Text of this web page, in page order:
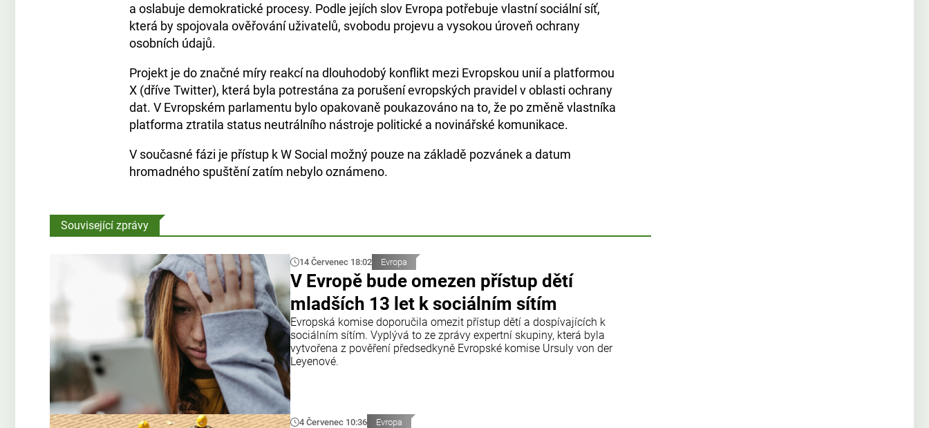
a oslabuje demokratické procesy. Podle jejích slov Evropa potřebuje vlastní sociální síť,
která by spojovala ověřování uživatelů, svobodu projevu a vysokou úroveň ochrany
osobních údajů.
Projekt je do značné míry reakcí na dlouhodobý konflikt mezi Evropskou unií a platformou
X (dříve Twitter), která byla potrestána za porušení evropských pravidel v oblasti ochrany
dat. V Evropském parlamentu bylo opakovaně poukazováno na to, že po změně vlastníka
platforma ztratila status neutrálního nástroje politické a novinářské komunikace.
V současné fázi je přístup k W Social možný pouze na základě pozvánek a datum
hromadného spuštění zatím nebylo oznámeno.
Související zprávy
14 Červenec 18:02 Evropa
V Evropě bude omezen přístup dětí
mladších 13 let k sociálním sítím
Evropská komise doporučila omezit přístup dětí a dospívajících k
sociálním sítím. Vyplývá to ze zprávy expertní skupiny, která byla
vytvořena z pověření předsedkyně Evropské komise Ursuly von der
Leyenové.
4 Červenec 10:36 Evropa